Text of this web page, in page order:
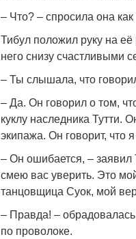
– Что? – спросила она
Тибул положил руку на
него снизу счастливыми
– Ты слышала, что
– Да. Он говорил о том,
куклу наследника Тутти.
экипажа. Он говорит, что я
– Он ошибается, – заявил
смею вас уверить. Это
танцовщица Суок, мой
– Правда! –
по проволоке.